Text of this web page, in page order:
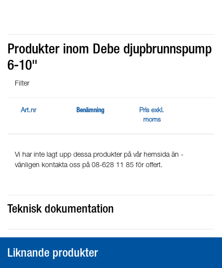
Produkter inom Debe djupbrunnspump
6-10"
Filter
Art.nr Benämning
Pris exkl.
moms
Vi har inte lagt upp dessa produkter på vår hemsida än -
vänligen kontakta oss på 08-628 11 85 för offert.
Teknisk dokumentation
Liknande produkter